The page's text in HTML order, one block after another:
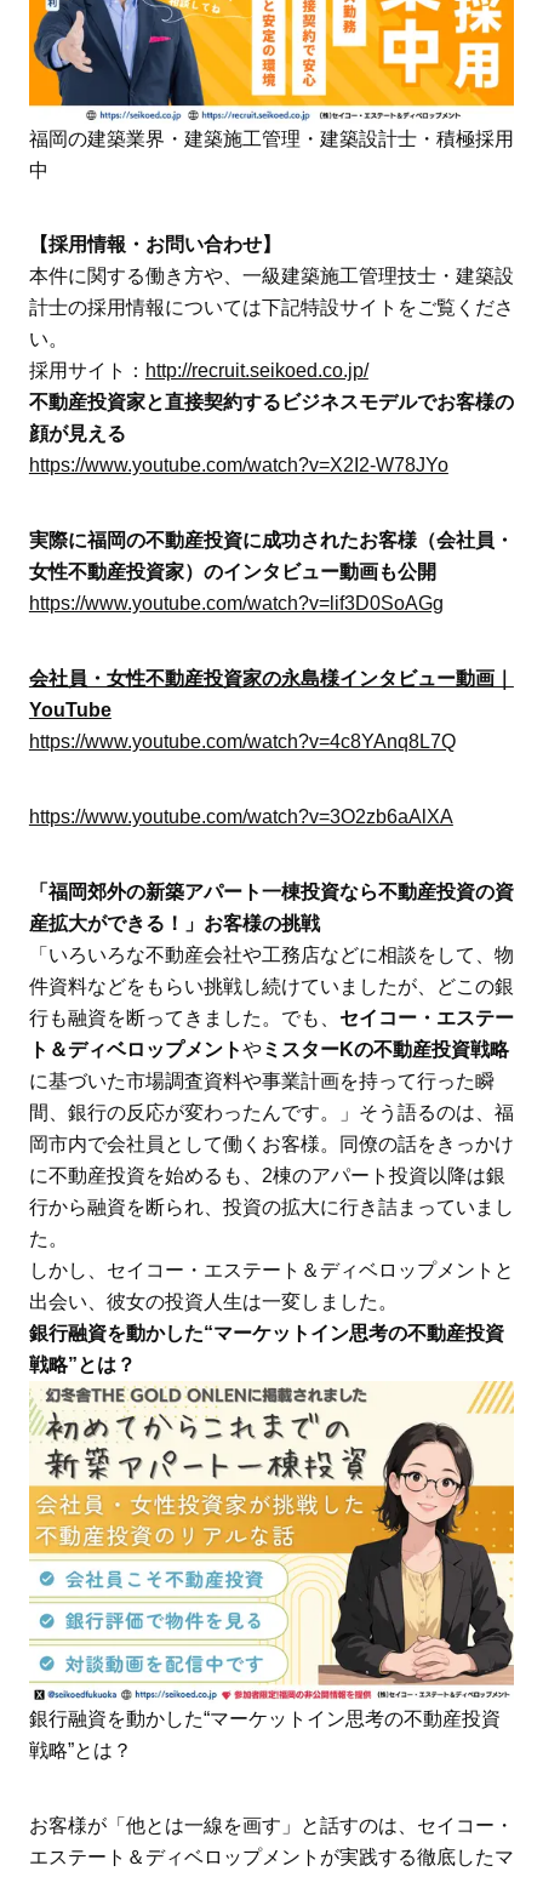
福岡の建築業界・建築施工管理・建築設計士・積極採用
中
【採用情報・お問い合わせ】
本件に関する働き方や、一級建築施工管理技士・建築設
計士の採用情報については下記特設サイトをご覧くださ
い。
採用サイト： http://recruit.seikoed.co.jp/
不動産投資家と直接契約するビジネスモデルでお客様の
顔が見える
https://www.youtube.com/watch?v=X2I2-W78JYo
実際に福岡の不動産投資に成功されたお客様（会社員・
女性不動産投資家）のインタビュー動画も公開
https://www.youtube.com/watch?v=lif3D0SoAGg
会社員・女性不動産投資家の永島様インタビュー動画｜
YouTube
https://www.youtube.com/watch?v=4c8YAnq8L7Q
https://www.youtube.com/watch?v=3O2zb6aAlXA
「福岡郊外の新築アパート一棟投資なら不動産投資の資
産拡大ができる！」お客様の挑戦
「いろいろな不動産会社や工務店などに相談をして、物
件資料などをもらい挑戦し続けていましたが、どこの銀
行も融資を断ってきました。でも、 セイコー・エステー
ト＆ディベロップメントやミスターKの不動産投資戦略
に基づいた市場調査資料や事業計画を持って行った瞬
間、銀行の反応が変わったんです。」そう語るのは、福
岡市内で会社員として働くお客様。同僚の話をきっかけ
に不動産投資を始めるも、2棟のアパート投資以降は銀
行から融資を断られ、投資の拡大に行き詰まっていまし
た。
しかし、セイコー・エステート＆ディベロップメントと
出会い、彼女の投資人生は一変しました。
銀行融資を動かした“マーケットイン思考の不動産投資
戦略”とは？
銀行融資を動かした“マーケットイン思考の不動産投資
戦略”とは？
お客様が「他とは一線を画す」と話すのは、セイコー・
エステート＆ディベロップメントが実践する徹底したマ